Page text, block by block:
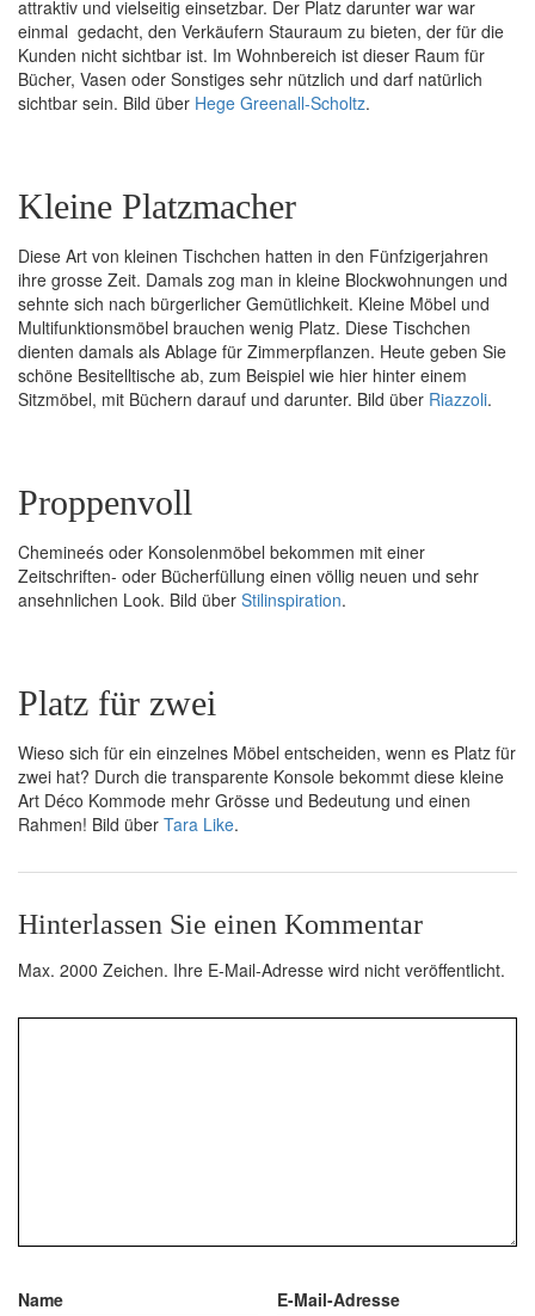
attraktiv und vielseitig einsetzbar. Der Platz darunter war war
einmal gedacht, den Verkäufern Stauraum zu bieten, der für die
Kunden nicht sichtbar ist. Im Wohnbereich ist dieser Raum für
Bücher, Vasen oder Sonstiges sehr nützlich und darf natürlich
sichtbar sein. Bild über Hege Greenall-Scholtz.
Kleine Platzmacher
Diese Art von kleinen Tischchen hatten in den Fünfzigerjahren
ihre grosse Zeit. Damals zog man in kleine Blockwohnungen und
sehnte sich nach bürgerlicher Gemütlichkeit. Kleine Möbel und
Multifunktionsmöbel brauchen wenig Platz. Diese Tischchen
dienten damals als Ablage für Zimmerpflanzen. Heute geben Sie
schöne Besitelltische ab, zum Beispiel wie hier hinter einem
Sitzmöbel, mit Büchern darauf und darunter. Bild über Riazzoli.
Proppenvoll
Chemineés oder Konsolenmöbel bekommen mit einer
Zeitschriften- oder Bücherfüllung einen völlig neuen und sehr
ansehnlichen Look. Bild über Stilinspiration.
Platz für zwei
Wieso sich für ein einzelnes Möbel entscheiden, wenn es Platz für
zwei hat? Durch die transparente Konsole bekommt diese kleine
Art Déco Kommode mehr Grösse und Bedeutung und einen
Rahmen! Bild über Tara Like.
Hinterlassen Sie einen Kommentar
Max. 2000 Zeichen. Ihre E-Mail-Adresse wird nicht veröffentlicht.
Name E-Mail-Adresse